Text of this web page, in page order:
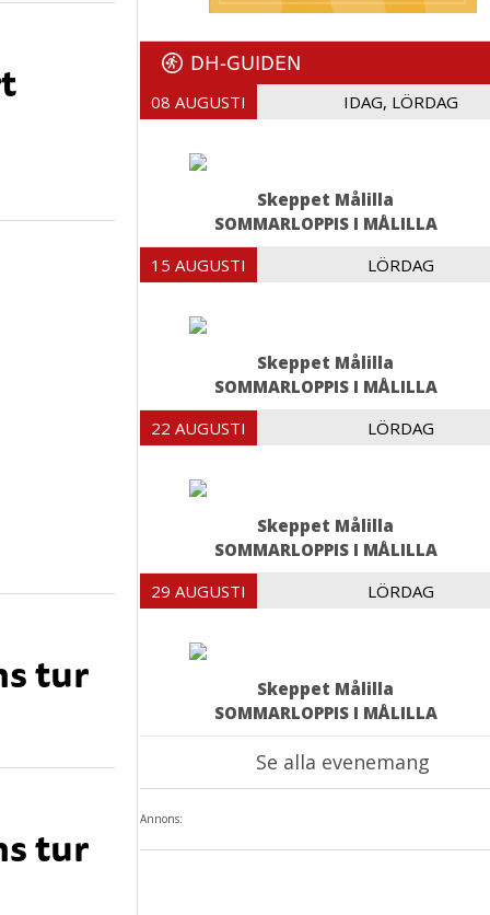
tur
tur
DH-GUIDEN
08 AUGUSTI IDAG, LÖRDAG
Skeppet Målilla
SOMMARLOPPIS I MÅLILLA
15 AUGUSTI LÖRDAG
Skeppet Målilla
SOMMARLOPPIS I MÅLILLA
22 AUGUSTI LÖRDAG
Skeppet Målilla
SOMMARLOPPIS I MÅLILLA
29 AUGUSTI LÖRDAG
Skeppet Målilla
SOMMARLOPPIS I MÅLILLA
Se alla evenemang
Annons: